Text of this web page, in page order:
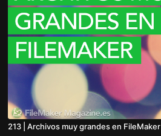
213 | Archivos muy grandes en FileMaker